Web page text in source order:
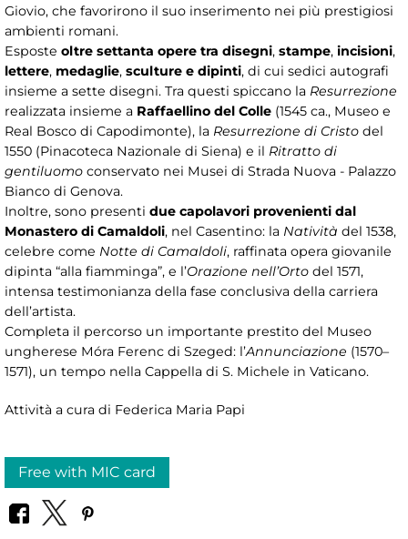
Giovio, che favorirono il suo inserimento nei più prestigiosi
ambienti romani.
Esposte oltre settanta opere tra disegni, stampe, incisioni,
lettere, medaglie, sculture e dipinti, di cui sedici autografi
insieme a sette disegni. Tra questi spiccano la Resurrezione
realizzata insieme a Raffaellino del Colle (1545 ca., Museo e
Real Bosco di Capodimonte), la Resurrezione di Cristo del
1550 (Pinacoteca Nazionale di Siena) e il Ritratto di
gentiluomo conservato nei Musei di Strada Nuova - Palazzo
Bianco di Genova.
Inoltre, sono presenti due capolavori provenienti dal
Monastero di Camaldoli, nel Casentino: la Natività del 1538,
celebre come Notte di Camaldoli, raffinata opera giovanile
dipinta “alla fiamminga”, e l’Orazione nell’Orto del 1571,
intensa testimonianza della fase conclusiva della carriera
dell’artista.
Completa il percorso un importante prestito del Museo
ungherese Móra Ferenc di Szeged: l’Annunciazione (1570–
1571), un tempo nella Cappella di S. Michele in Vaticano.
Attività a cura di Federica Maria Papi
Free with MIC card